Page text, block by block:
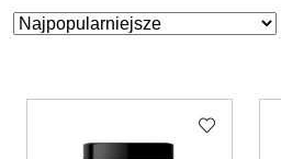
Zastosowano
Sortuj